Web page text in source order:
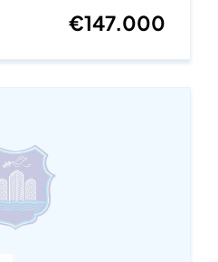
€147.000